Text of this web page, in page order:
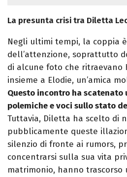
La presunta crisi tra Diletta
Negli ultimi tempi, la coppia
dell’attenzione, soprattutto
di alcune foto che ritraevano
insieme a Elodie, un’amica
Questo incontro ha scatenato
polemiche e voci sullo stato
Tuttavia, Diletta ha scelto di
pubblicamente queste
silenzio di fronte ai rumors,
concentrarsi sulla sua vita
matrimonio, hanno trascorso